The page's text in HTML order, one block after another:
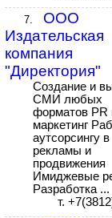
7.
ООО
Издательская
компания
"Директория"
Создание и
СМИ любых
форматов PR
маркетинг
аутсорсингу
рекламы и
продвижения
Имиджевые
Разработка ...
т.